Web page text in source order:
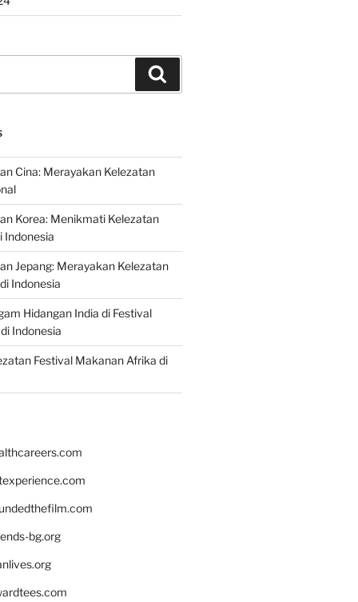
Cina: Merayakan Kelezatan
Korea: Menikmati Kelezatan
Indonesia
Jepang: Merayakan Kelezatan
Indonesia
Hidangan India di Festival
Indonesia
Festival Makanan Afrika di
bg.org